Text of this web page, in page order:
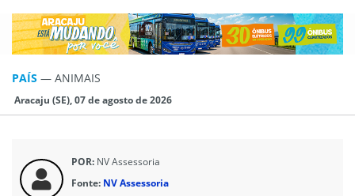
PAÍS — ANIMAIS
Aracaju (SE), 07 de agosto de 2026
POR: NV Assessoria
Fonte: NV Assessoria